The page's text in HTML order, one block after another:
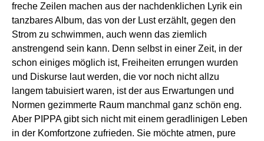
freche Zeilen machen aus der nachdenklichen Lyrik ein
tanzbares Album, das von der Lust erzählt, gegen den
Strom zu schwimmen, auch wenn das ziemlich
anstrengend sein kann. Denn selbst in einer Zeit, in der
schon einiges möglich ist, Freiheiten errungen wurden
und Diskurse laut werden, die vor noch nicht allzu
langem tabuisiert waren, ist der aus Erwartungen und
Normen gezimmerte Raum manchmal ganz schön eng. ​​​​​​​
Aber PIPPA gibt sich nicht mit einem geradlinigen Leben
in der Komfortzone zufrieden. Sie möchte atmen, pure